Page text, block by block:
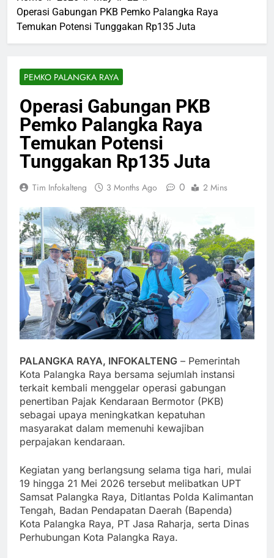
Operasi Gabungan PKB Pemko Palangka Raya
Temukan Potensi Tunggakan Rp135 Juta
PEMKO PALANGKA RAYA
Operasi Gabungan PKB
Pemko Palangka Raya
Temukan Potensi
Tunggakan Rp135 Juta
Tim Infokalteng 3 Months Ago 0 2 Mins
PALANGKA RAYA, INFOKALTENG – Pemerintah
Kota Palangka Raya bersama sejumlah instansi
terkait kembali menggelar operasi gabungan
penertiban Pajak Kendaraan Bermotor (PKB)
sebagai upaya meningkatkan kepatuhan
masyarakat dalam memenuhi kewajiban
perpajakan kendaraan.
Kegiatan yang berlangsung selama tiga hari, mulai
19 hingga 21 Mei 2026 tersebut melibatkan UPT
Samsat Palangka Raya, Ditlantas Polda Kalimantan
Tengah, Badan Pendapatan Daerah (Bapenda)
Kota Palangka Raya, PT Jasa Raharja, serta Dinas
Perhubungan Kota Palangka Raya.